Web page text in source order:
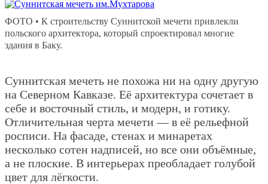
ФОТО • К строительству Суннитской мечети привлекли
польского архитектора, который спроектировал многие
здания в Баку.
Суннитская мечеть не похожа ни на одну другую
на Северном Кавказе. Её архитектура сочетает в
себе и восточный стиль, и модерн, и готику.
Отличительная черта мечети — в её рельефной
росписи. На фасаде, стенах и минаретах
несколько сотен надписей, но все они объёмные,
а не плоские. В интерьерах преобладает голубой
цвет для лёгкости.